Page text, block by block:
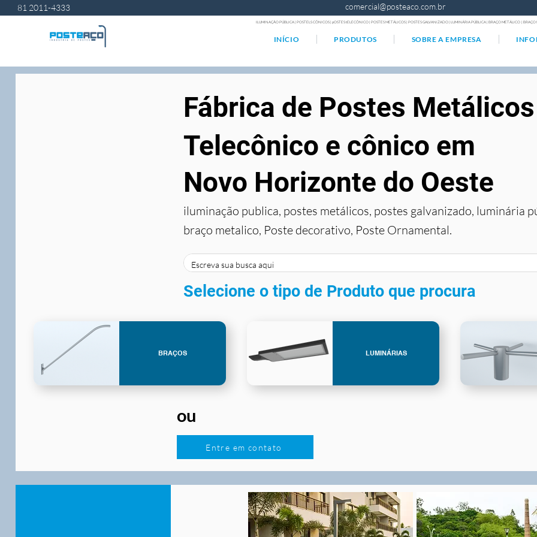
81 2011-4333 comercial@posteaco.com.br
ILUMINAÇÃO PÚBLICA | POSTELS CÔNICOS | pOSTES tELECÔNICO | POSTES METÁLICOS | POSTES GALVANIZADO | LUMINÁRIA PÚBLICA | BRAÇO METÁLICO |
INÍCIO PRODUTOS SOBRE A EMPRESA
Novo Horizonte do Oeste
Fábrica de Postes Metálicos
Telecônico e cônico em
iluminação publica, postes metálicos, postes galvanizado, luminária
braço metalico, Poste decorativo, Poste Ornamental.
Selecione o tipo de Produto que procura
BRAÇOS LUMINÁRIAS
ou
Entre em contato